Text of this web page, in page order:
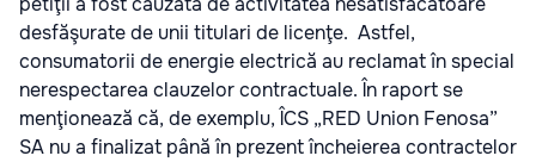
desfăşurate de unii titulari de licenţe. Astfel,
consumatorii de energie electrică au reclamat în special
nerespectarea clauzelor contractuale. În raport se
menţionează că, de exemplu, ÎCS „RED Union Fenosa”
SA nu a finalizat până în prezent încheierea contractelor